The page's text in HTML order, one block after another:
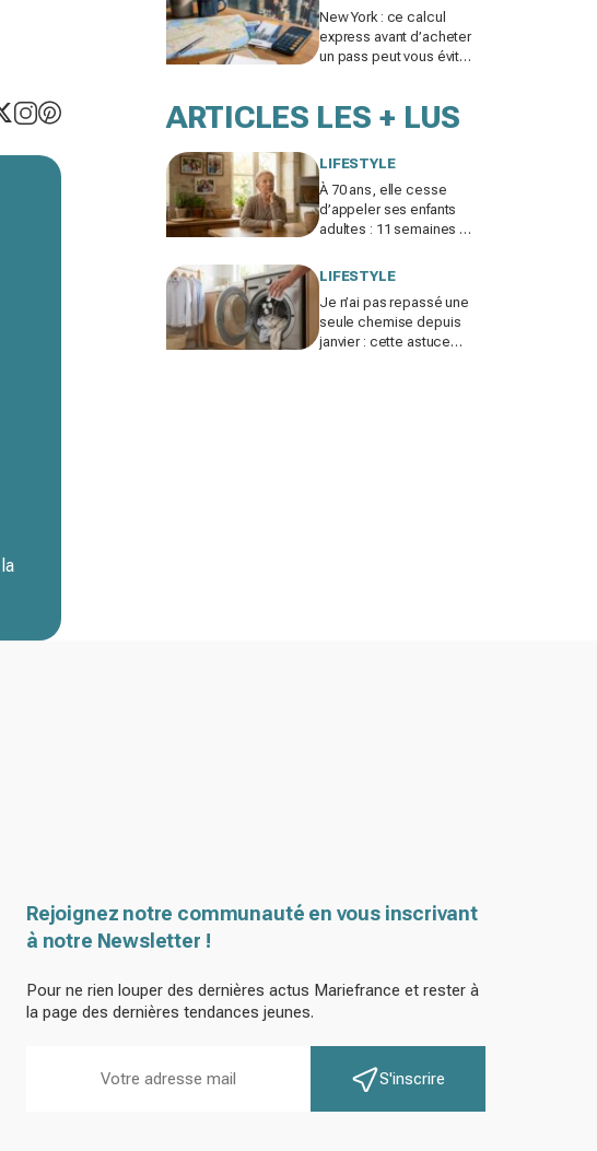
New York : ce calcul
express avant d’acheter
un pass peut vous éviter
ARTICLES LES + LUS
LIFESTYLE
À 70 ans, elle cesse
d’appeler ses enfants
adultes : 11 semaines de
brutale sur les familles
LIFESTYLE
Je n’ai pas repassé une
seule chemise depuis
janvier : cette astuce
Rejoignez notre communauté en vous inscrivant
à notre Newsletter !
Pour ne rien louper des dernières actus Mariefrance et rester à
la page des dernières tendances jeunes.
S'inscrire